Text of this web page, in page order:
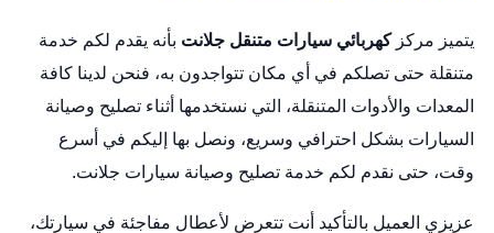
يتميز مركزكهربائي سيارات متنقل جلانت بأنه يقدم لكم خدمة
متنقلة حتى تصلكم في أي مكان تتواجدون به، فنحن لدينا كافة
المعدات والأدوات المتنقلة، التي نستخدمها أثناء تصليح وصيانة
السيارات بشكل احترافي وسريع، ونصل بها إليكم في أسرع
وقت، حتى نقدم لكم خدمة تصليح وصيانة سيارات جلانت.
عزيزي العميل بالتأكيد أنت تتعرض لأعطال مفاجئة في سيارتك،